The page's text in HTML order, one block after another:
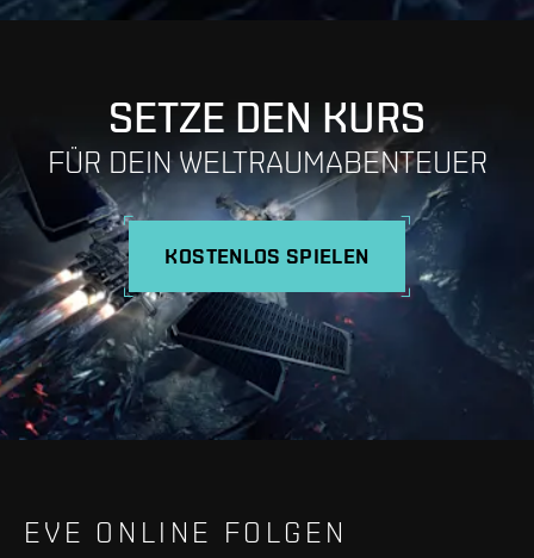
SETZE DEN KURS
FÜR DEIN WELTRAUMABENTEUER
KOSTENLOS SPIELEN
EVE ONLINE FOLGEN